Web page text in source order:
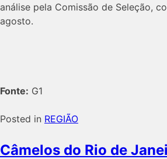
análise pela Comissão de Seleção,
agosto.
Fonte: G1
Posted in REGIÃO
Câmelos do Rio de